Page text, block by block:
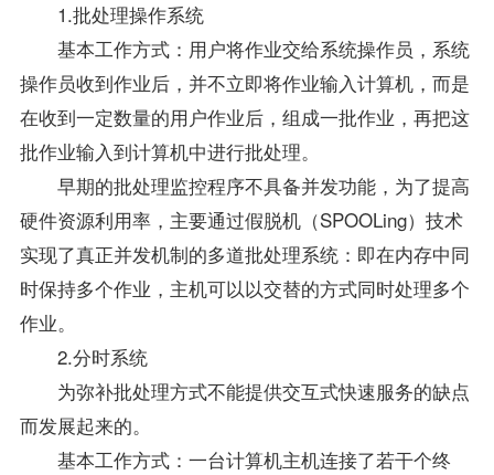
1.批处理操作系统
基本工作方式：用户将作业交给系统操作员，系统
操作员收到作业后，并不立即将作业输入计算机，而是
在收到一定数量的用户作业后，组成一批作业，再把这
批作业输入到计算机中进行批处理。
早期的批处理监控程序不具备并发功能，为了提高
硬件资源利用率，主要通过假脱机（SPOOLing）技术
实现了真正并发机制的多道批处理系统：即在内存中同
时保持多个作业，主机可以以交替的方式同时处理多个
作业。
2.分时系统
为弥补批处理方式不能提供交互式快速服务的缺点
而发展起来的。
基本工作方式：一台计算机主机连接了若干个终